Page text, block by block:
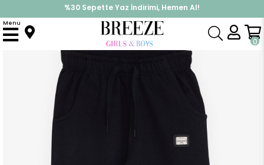
%30 Sepette Yaz İndirimi, Hemen Al!
İndirimlere ek %10 İndirimi Kap, Hemen Üye Ol!
0
Menu
Anasayfa Alt Giyim Eşofman Altı Erkek Çocuk Eşofman Altı Cepli Armalı Lacivert (14 Yaş)